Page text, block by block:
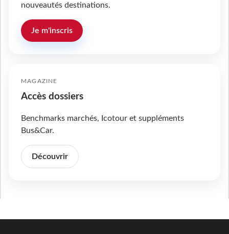
nouveautés destinations.
Je m'inscris
MAGAZINE
Accès dossiers
Benchmarks marchés, Icotour et suppléments
Bus&Car.
Découvrir